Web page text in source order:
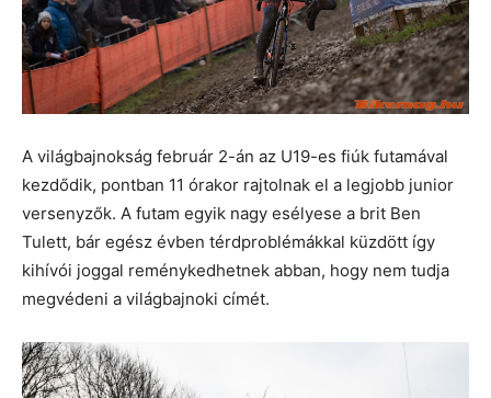
A világbajnokság február 2-án az U19-es fiúk futamával
kezdődik, pontban 11 órakor rajtolnak el a legjobb junior
versenyzők. A futam egyik nagy esélyese a brit Ben
Tulett, bár egész évben térdproblémákkal küzdött így
kihívói joggal reménykedhetnek abban, hogy nem tudja
megvédeni a világbajnoki címét.